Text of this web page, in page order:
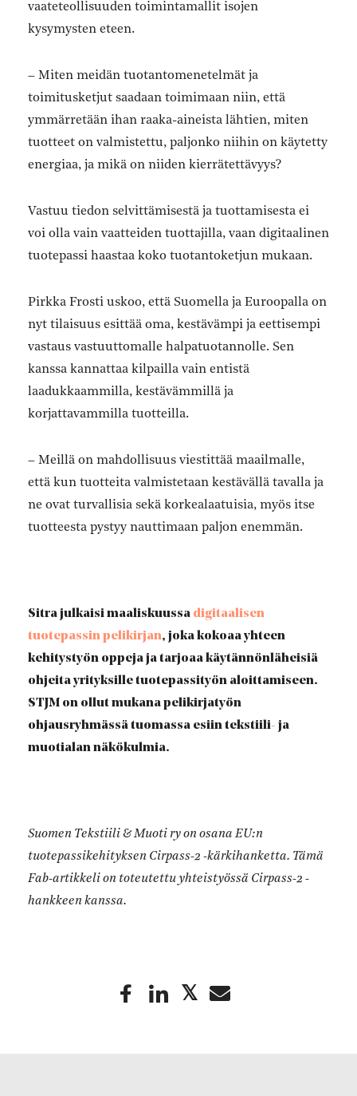
vaateteollisuuden toimintamallit isojen
kysymysten eteen.
– Miten meidän tuotantomenetelmät ja
toimitusketjut saadaan toimimaan niin, että
ymmärretään ihan raaka-aineista lähtien, miten
tuotteet on valmistettu, paljonko niihin on käytetty
energiaa, ja mikä on niiden kierrätettävyys?
Vastuu tiedon selvittämisestä ja tuottamisesta ei
voi olla vain vaatteiden tuottajilla, vaan digitaalinen
tuotepassi haastaa koko tuotantoketjun mukaan.
Pirkka Frosti uskoo, että Suomella ja Euroopalla on
nyt tilaisuus esittää oma, kestävämpi ja eettisempi
vastaus vastuuttomalle halpatuotannolle. Sen
kanssa kannattaa kilpailla vain entistä
laadukkaammilla, kestävämmillä ja
korjattavammilla tuotteilla.
– Meillä on mahdollisuus viestittää maailmalle,
että kun tuotteita valmistetaan kestävällä tavalla ja
ne ovat turvallisia sekä korkealaatuisia, myös itse
tuotteesta pystyy nauttimaan paljon enemmän.
Sitra julkaisi maaliskuussa digitaalisen
tuotepassin pelikirjan, joka kokoaa yhteen
kehitystyön oppeja ja tarjoaa käytännönläheisiä
ohjeita yrityksille tuotepassityön aloittamiseen.
STJM on ollut mukana pelikirjatyön
ohjausryhmässä tuomassa esiin tekstiili- ja
muotialan näkökulmia.
Suomen Tekstiili & Muoti ry on osana EU:n
tuotepassikehityksen Cirpass-2 -kärkihanketta. Tämä
Fab-artikkeli on toteutettu yhteistyössä Cirpass-2 -
hankkeen kanssa.